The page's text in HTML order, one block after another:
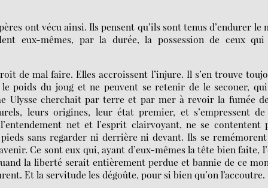
ont vécu ainsi. Ils pensent qu’ils sont tenus d’endurer le
eux-mêmes, par la durée, la possession de ceux qui
de mal faire. Elles accroissent l’injure. Il s’en trouve
poids du joug et ne peuvent se retenir de le secouer,
Ulysse cherchait par terre et par mer à revoir la fumée
leurs origines, leur état premier, et s’empressent de
net et l’esprit clairvoyant, ne se contentent
sans regarder ni derrière ni devant. Ils se
Ce sont eux qui, ayant d’eux-mêmes la tête bien faite,
la liberté serait entièrement perdue et bannie de ce
Et la servitude les dégoûte, pour si bien qu’on l’accoutre.